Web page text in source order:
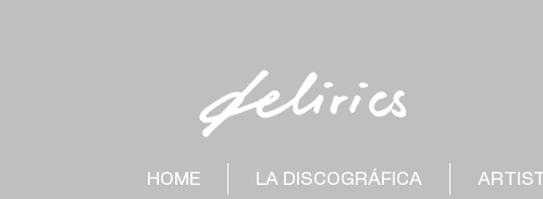
HOME LA DISCOGRÁFICA